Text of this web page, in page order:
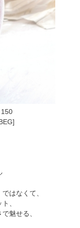
はなくて、
、
魅せる、